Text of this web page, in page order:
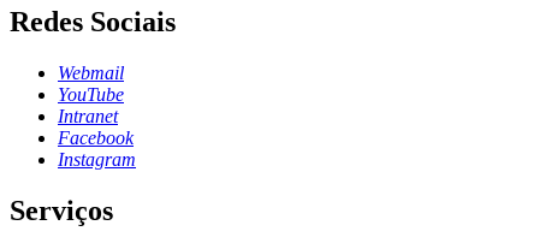
Redes Sociais
Webmail
YouTube
Intranet
Facebook
Instagram
Serviços